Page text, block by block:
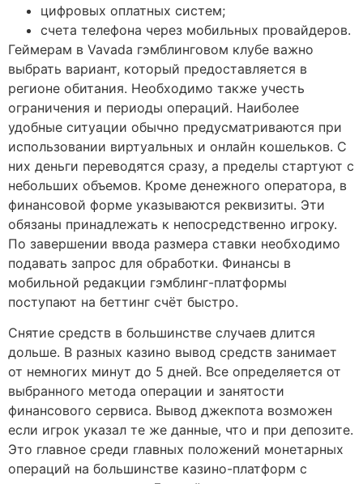
цифровых оплатных систем;
счета телефона через мобильных провайдеров.
Геймерам в Vavada гэмблинговом клубе важно
выбрать вариант, который предоставляется в
регионе обитания. Необходимо также учесть
ограничения и периоды операций. Наиболее
удобные ситуации обычно предусматриваются при
использовании виртуальных и онлайн кошельков. С
них деньги переводятся сразу, а пределы стартуют с
небольших объемов. Кроме денежного оператора, в
финансовой форме указываются реквизиты. Эти
обязаны принадлежать к непосредственно игроку.
По завершении ввода размера ставки необходимо
подавать запрос для обработки. Финансы в
мобильной редакции гэмблинг-платформы
поступают на беттинг счёт быстро.
Снятие средств в большинстве случаев длится
дольше. В разных казино вывод средств занимает
от немногих минут до 5 дней. Все определяется от
выбранного метода операции и занятости
финансового сервиса. Вывод джекпота возможен
если игрок указал те же данные, что и при депозите.
Это главное среди главных положений монетарных
операций на большинстве казино-платформ с